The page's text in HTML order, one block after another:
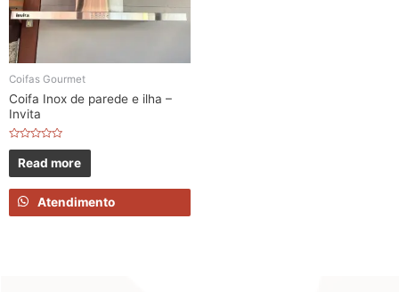
Coifas Gourmet
Coifa Inox de parede e ilha –
Invita
Rated
out
of
5
Read more
Atendimento